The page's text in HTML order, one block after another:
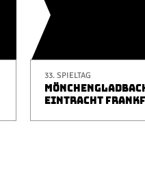
33. SPIELTAG
EINTRACHT